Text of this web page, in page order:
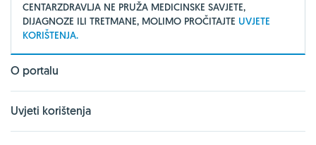
CENTARZDRAVLJA NE PRUŽA MEDICINSKE SAVJETE,
DIJAGNOZE ILI TRETMANE, MOLIMO PROČITAJTE UVJETE
KORIŠTENJA.
O portalu
Uvjeti korištenja